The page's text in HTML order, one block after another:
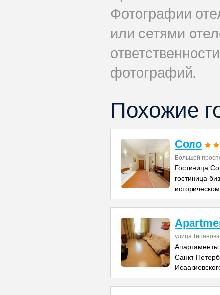
Фотографии
или сетями
фотографий.
Похожие
Соло
Большой
Гостиница
гостиница
улица
Санкт-